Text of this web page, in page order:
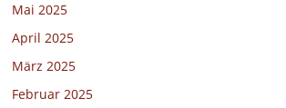
Mai 2025
April 2025
März 2025
Februar 2025